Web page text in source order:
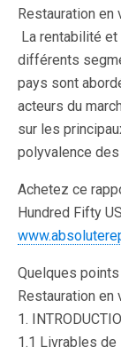
Restauration en
 La rentabilité
différents
pays sont
acteurs du
sur les
polyvalence
Achetez ce
Hundred Fifty
Quelques
Restauration en
1.
1.1 Livrables de